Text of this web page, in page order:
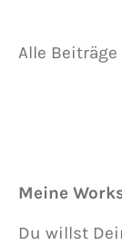
Alle
Meine
Du willst